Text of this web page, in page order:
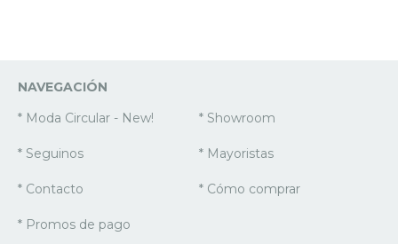
NAVEGACIÓN
* Moda Circular - New!
* Showroom
* Seguinos * Mayoristas
* Contacto * Cómo comprar
* Promos de pago